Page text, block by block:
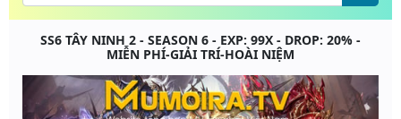
SS6 TÂY NINH 2 - SEASON 6 - EXP: 99X - DROP: 20% -
MIỄN PHÍ-GIẢI TRÍ-HOÀI NIỆM